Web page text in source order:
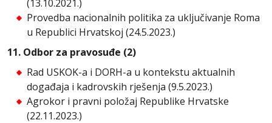
(13.10.2021.)
Provedba nacionalnih politika za uključivanje Roma
u Republici Hrvatskoj (24.5.2023.)
11. Odbor za pravosuđe (2)
Rad USKOK-a i DORH-a u kontekstu aktualnih
događaja i kadrovskih rješenja (9.5.2023.)
Agrokor i pravni položaj Republike Hrvatske
(22.11.2023.)